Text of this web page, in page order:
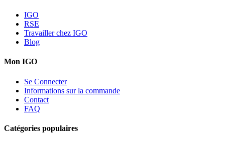
IGO
RSE
Travailler chez IGO
Blog
Mon IGO
Se Connecter
Informations sur la commande
Contact
FAQ
Catégories populaires